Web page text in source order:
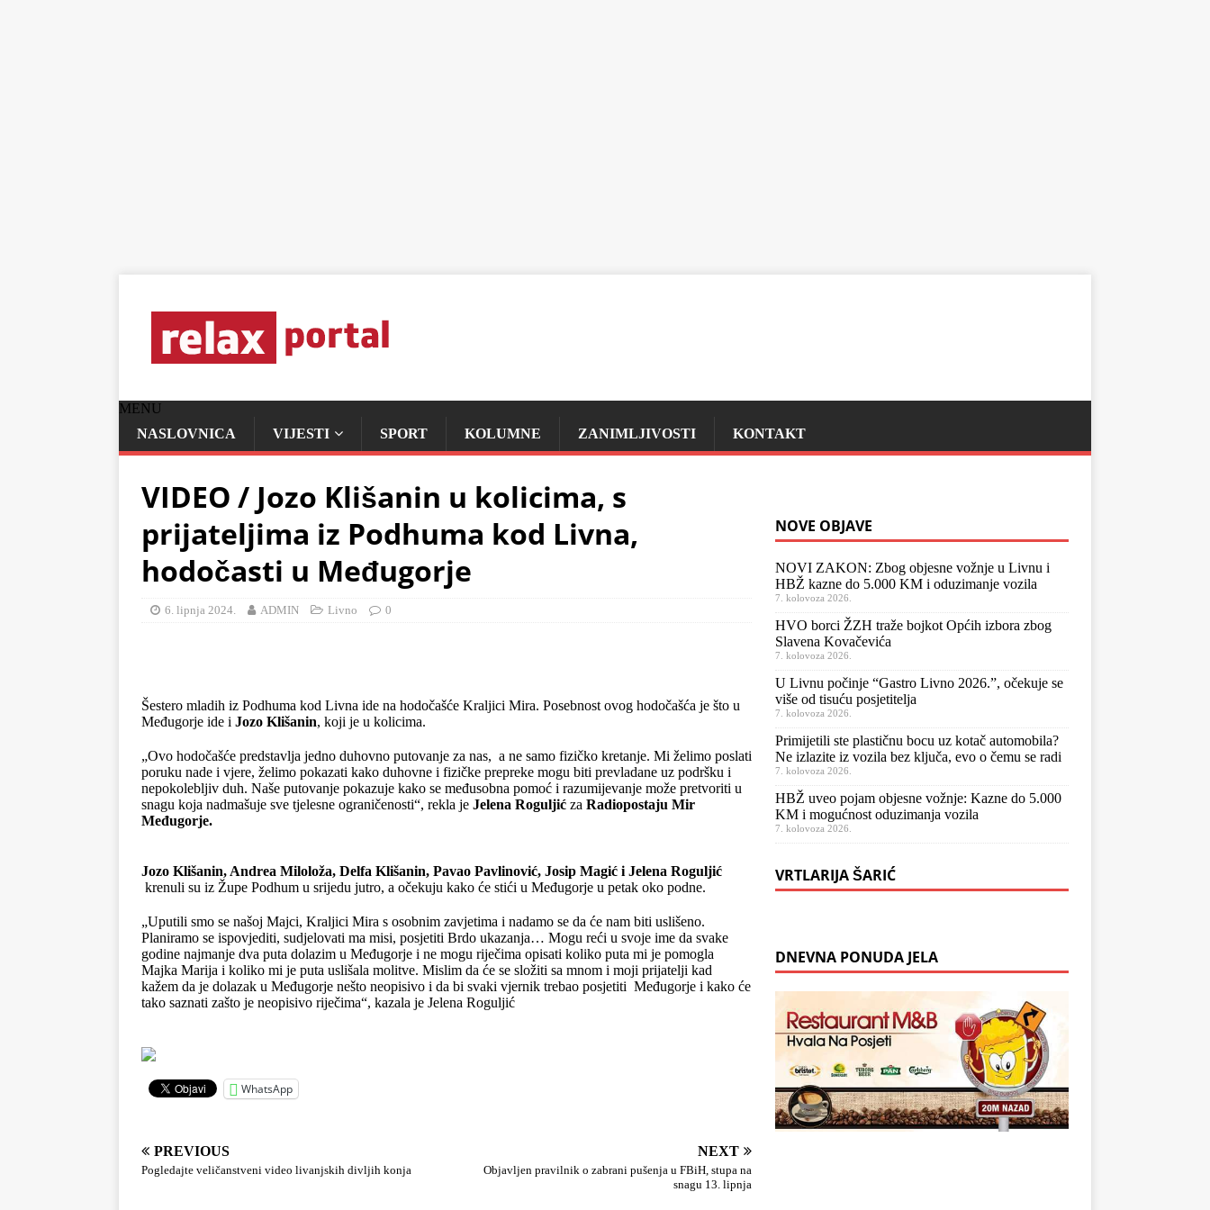
MENU
NASLOVNICA
VIJESTI SPORT KOLUMNE ZANIMLJIVOSTI KONTAKT
VIDEO / Jozo Klišanin u kolicima, s
prijateljima iz Podhuma kod Livna,
hodočasti u Međugorje
6. lipnja 2024. ADMIN Livno 0
Šestero mladih iz Podhuma kod Livna ide na hodočašće Kraljici Mira. Posebnost ovog hodočašća je što u
Međugorje ide i Jozo Klišanin, koji je u kolicima.
„Ovo hodočašće predstavlja jedno duhovno putovanje za nas, a ne samo fizičko kretanje. Mi želimo poslati
poruku nade i vjere, želimo pokazati kako duhovne i fizičke prepreke mogu biti prevladane uz podršku i
nepokolebljiv duh. Naše putovanje pokazuje kako se međusobna pomoć i razumijevanje može pretvoriti u
snagu koja nadmašuje sve tjelesne ograničenosti“, rekla je Jelena Roguljić za Radiopostaju Mir
Međugorje.
Jozo Klišanin, Andrea Miloloža, Delfa Klišanin, Pavao Pavlinović, Josip Magić i Jelena Roguljić
krenuli su iz Župe Podhum u srijedu jutro, a očekuju kako će stići u Međugorje u petak oko podne.
„Uputili smo se našoj Majci, Kraljici Mira s osobnim zavjetima i nadamo se da će nam biti uslišeno.
Planiramo se ispovjediti, sudjelovati ma misi, posjetiti Brdo ukazanja… Mogu reći u svoje ime da svake
godine najmanje dva puta dolazim u Međugorje i ne mogu riječima opisati koliko puta mi je pomogla
Majka Marija i koliko mi je puta uslišala molitve. Mislim da će se složiti sa mnom i moji prijatelji kad
kažem da je dolazak u Međugorje nešto neopisivo i da bi svaki vjernik trebao posjetiti Međugorje i kako će
tako saznati zašto je neopisivo riječima“, kazala je Jelena Roguljić
WhatsApp
PREVIOUS
Pogledajte veličanstveni video livanjskih divljih konja
NEXT
Objavljen pravilnik o zabrani pušenja u FBiH, stupa na
snagu 13. lipnja
NOVE OBJAVE
NOVI ZAKON: Zbog objesne vožnje u Livnu i
HBŽ kazne do 5.000 KM i oduzimanje vozila
7. kolovoza 2026.
HVO borci ŽZH traže bojkot Općih izbora zbog
Slavena Kovačevića
7. kolovoza 2026.
U Livnu počinje “Gastro Livno 2026.”, očekuje se
više od tisuću posjetitelja
7. kolovoza 2026.
Primijetili ste plastičnu bocu uz kotač automobila?
Ne izlazite iz vozila bez ključa, evo o čemu se radi
7. kolovoza 2026.
HBŽ uveo pojam objesne vožnje: Kazne do 5.000
KM i mogućnost oduzimanja vozila
7. kolovoza 2026.
VRTLARIJA ŠARIĆ
DNEVNA PONUDA JELA